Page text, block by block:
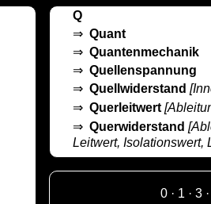
Q
⇒Quant
⇒Quantenmechanik
⇒Quellenspannung
⇒Quellwiderstand
⇒Querleitwert
⇒Querwiderstand
Leitwert, Isolationswert,
0 · 1 ·3